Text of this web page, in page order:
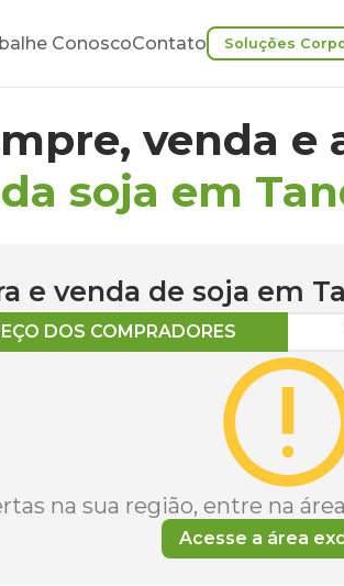
ConoscoContato Soluções
venda e
soja em
e venda de soja em
DOS COMPRADORES
na sua região, entre na
Acesse a área